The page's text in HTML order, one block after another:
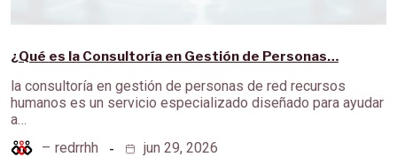
¿Qué es la Consultoría en Gestión de Personas…
la consultoría en gestión de personas de red recursos
humanos es un servicio especializado diseñado para ayudar
a…
– redrrhh
jun 29, 2026